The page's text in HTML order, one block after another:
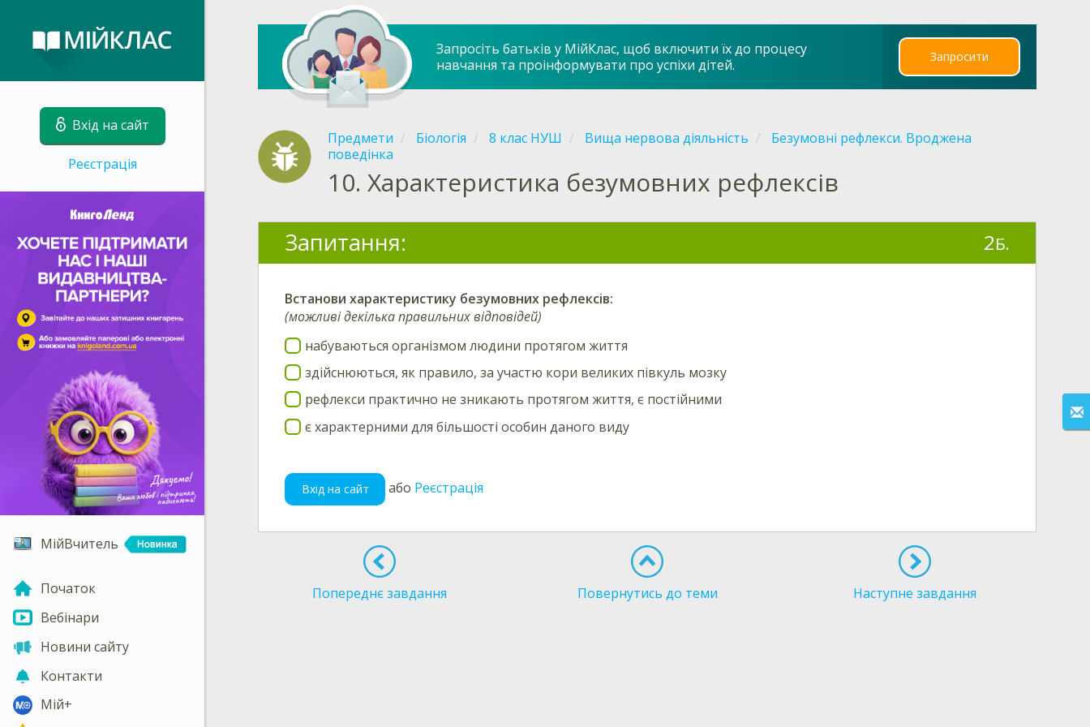
Вхід на сайт
Реєстрація
МійВчитель
Початок
Вебінари
Новини сайту
Контакти
Мій+
Запросіть батьків у МійКлас, щоб включити їх до процесу
навчання та проінформувати про успіхи дітей.
Запросити
Предмети Біологія 8 клас НУШ Вища нервова діяльність
Безумовні рефлекси. Вроджена
поведінка
10. Характеристика безумовних рефлексів
Запитання: 2Б.
Встанови характеристику безумовних рефлексів:
(можливі декілька правильних відповідей)
набуваються організмом людини протягом життя
здійснюються, як правило, за участю кори великих півкуль мозку
рефлекси практично не зникають протягом життя, є постійними
є характерними для більшості особин даного виду
Вхід на сайт або Реєстрація
Попереднє завдання Повернутись до теми Наступне завдання